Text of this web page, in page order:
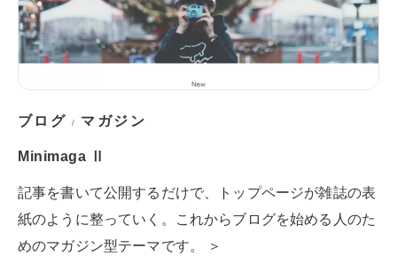
ブログ / マガジン
Minimaga Ⅱ
記事を書いて公開するだけで、トップページが雑誌の表
紙のように整っていく。これからブログを始める人のた
めのマガジン型テーマです。 ＞